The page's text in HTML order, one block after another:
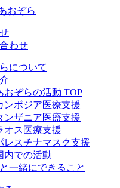
わせ
について
おぞらの活動 TOP
ンボジア医療支援
ンザニア医療支援
オス医療支援
レスチナマスク支援
内での活動
一緒にできること